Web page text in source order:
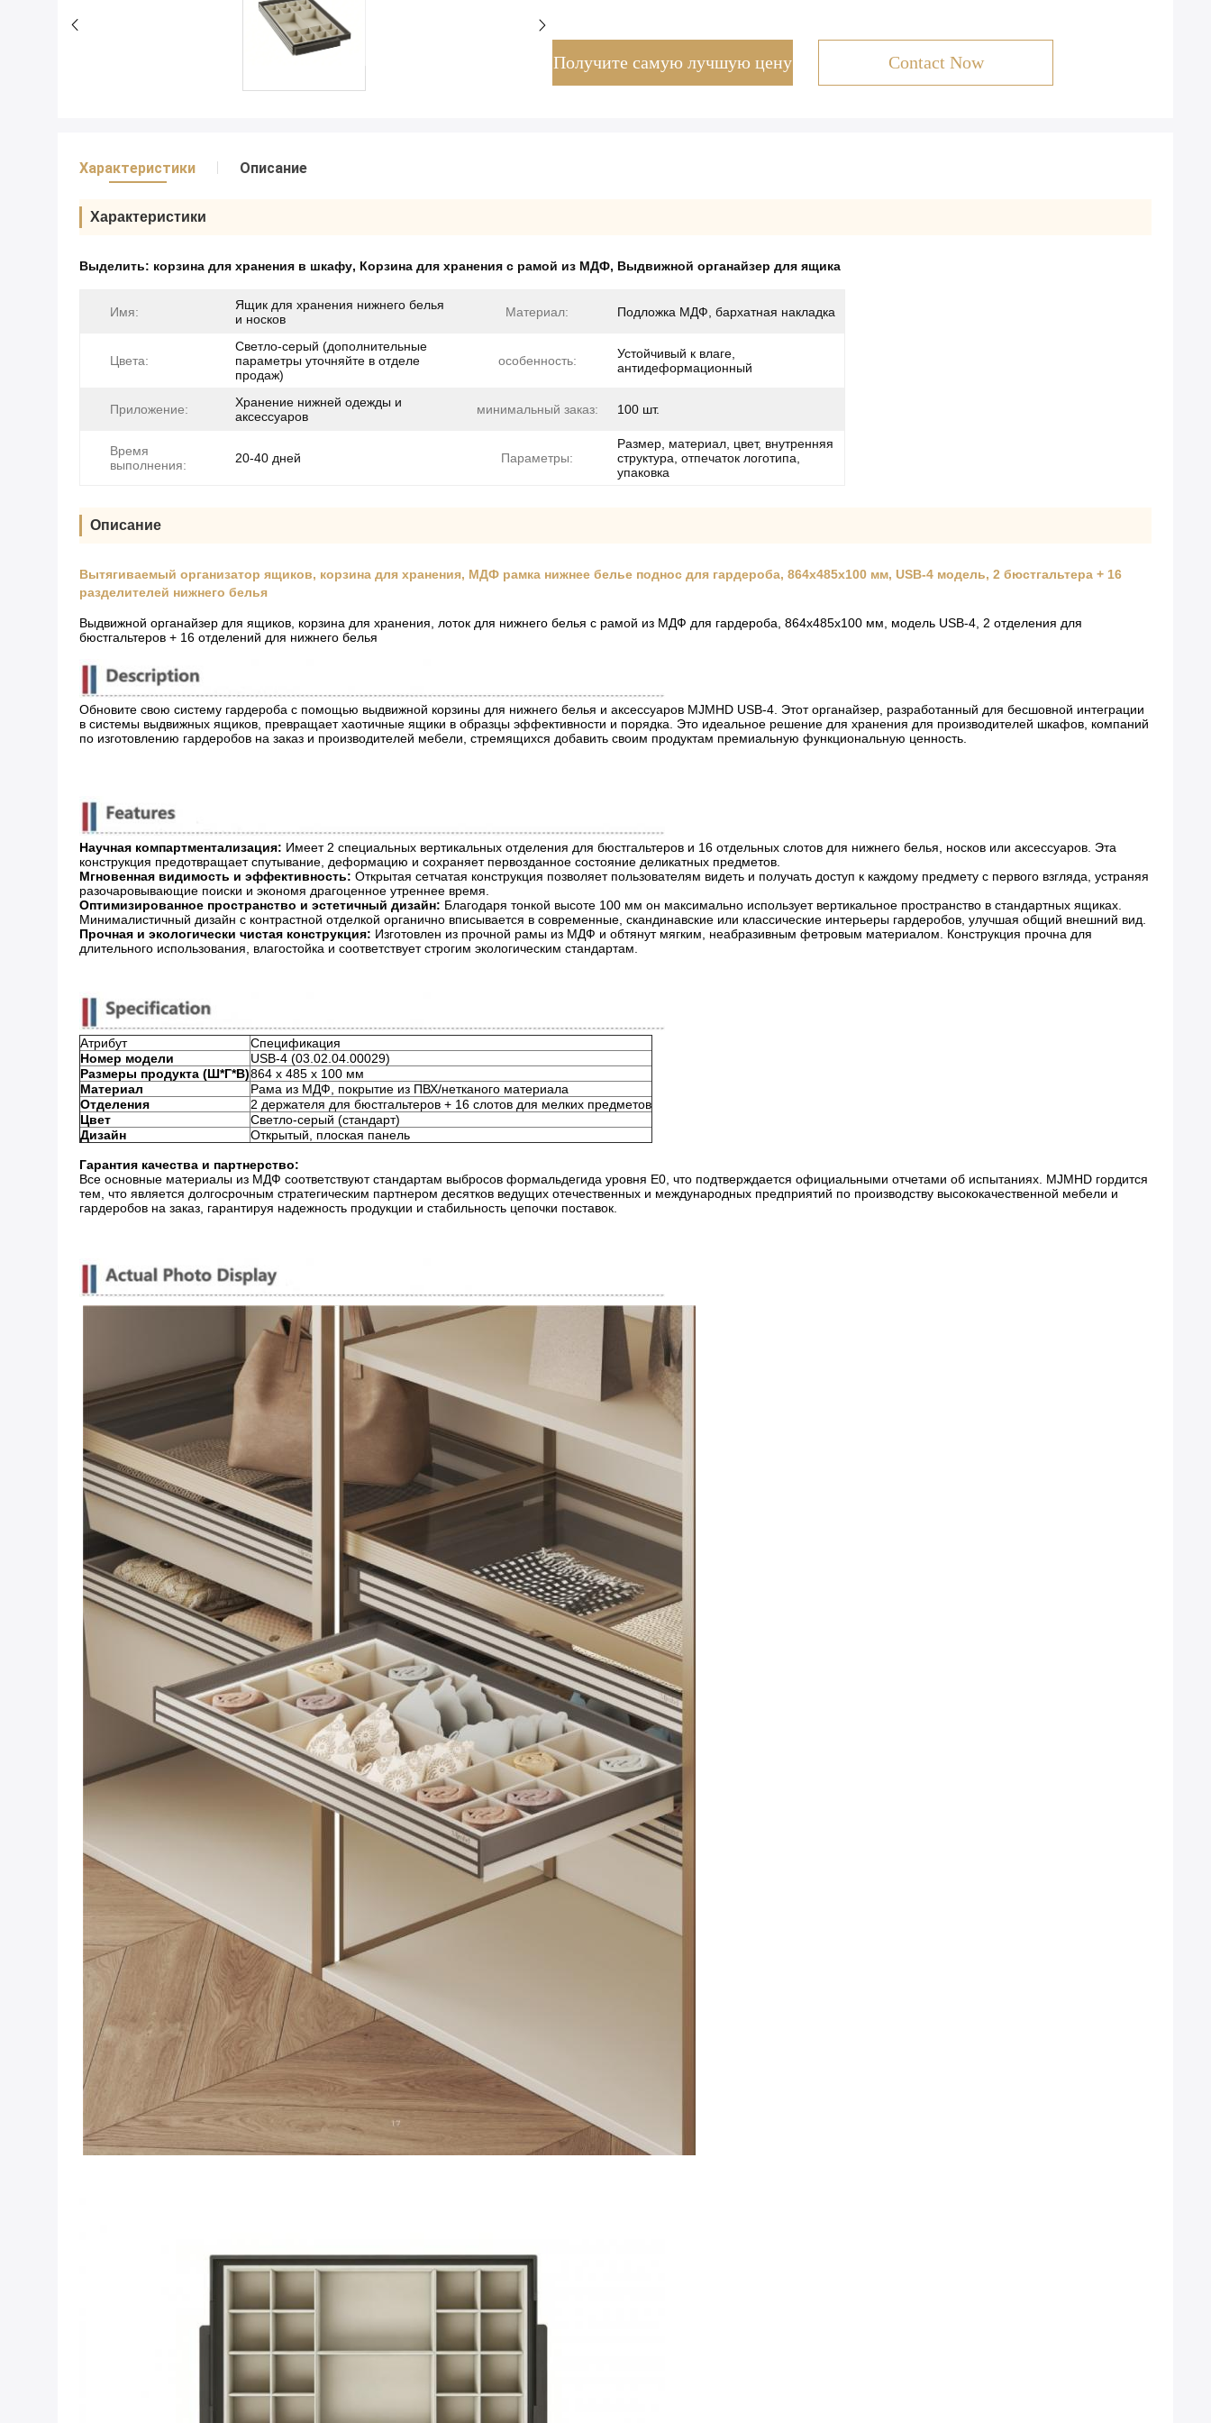
Получите самую лучшую цену Contact Now
Характеристики Описание
Характеристики
Выделить: корзина для хранения в шкафу, Корзина для хранения с рамой из МДФ, Выдвижной органайзер для ящика
Имя:
Ящик для хранения нижнего белья
и носков
Материал: Подложка МДФ, бархатная накладка
Цвета:
Светло-серый (дополнительные
параметры уточняйте в отделе
продаж)
особенность:
Устойчивый к влаге,
антидеформационный
Приложение:
Хранение нижней одежды и
аксессуаров
минимальный заказ: 100 шт.
Время
выполнения:
20-40 дней Параметры:
Размер, материал, цвет, внутренняя
структура, отпечаток логотипа,
упаковка
Описание
Вытягиваемый организатор ящиков, корзина для хранения, МДФ рамка нижнее белье поднос для гардероба, 864x485x100 мм, USB-4 модель, 2 бюстгальтера + 16
разделителей нижнего белья
Выдвижной органайзер для ящиков, корзина для хранения, лоток для нижнего белья с рамой из МДФ для гардероба, 864x485x100 мм, модель USB-4, 2 отделения для
бюстгальтеров + 16 отделений для нижнего белья
Обновите свою систему гардероба с помощью выдвижной корзины для нижнего белья и аксессуаров MJMHD USB-4. Этот органайзер, разработанный для бесшовной интеграции
в системы выдвижных ящиков, превращает хаотичные ящики в образцы эффективности и порядка. Это идеальное решение для хранения для производителей шкафов, компаний
по изготовлению гардеробов на заказ и производителей мебели, стремящихся добавить своим продуктам премиальную функциональную ценность.
Научная компартментализация: ​ Имеет 2 специальных вертикальных отделения для бюстгальтеров и 16 отдельных слотов для нижнего белья, носков или аксессуаров. Эта
конструкция предотвращает спутывание, деформацию и сохраняет первозданное состояние деликатных предметов.
Мгновенная видимость и эффективность: ​ Открытая сетчатая конструкция позволяет пользователям видеть и получать доступ к каждому предмету с первого взгляда, устраняя
разочаровывающие поиски и экономя драгоценное утреннее время.
Оптимизированное пространство и эстетичный дизайн: ​ Благодаря тонкой высоте 100 мм он максимально использует вертикальное пространство в стандартных ящиках.
Минималистичный дизайн с контрастной отделкой органично вписывается в современные, скандинавские или классические интерьеры гардеробов, улучшая общий внешний вид.
Прочная и экологически чистая конструкция: ​ Изготовлен из прочной рамы из МДФ и обтянут мягким, неабразивным фетровым материалом. Конструкция прочна для
длительного использования, влагостойка и соответствует строгим экологическим стандартам.
Атрибут
Спецификация
Номер модели
USB-4 (03.02.04.00029)
Размеры продукта (Ш*Г*В)864 x 485 x 100 мм
Материал
Рама из МДФ, покрытие из ПВХ/нетканого материала
Отделения
2 держателя для бюстгальтеров + 16 слотов для мелких предметов
Цвет
Светло-серый (стандарт)
Дизайн
Открытый, плоская панель
Гарантия качества и партнерство:
Все основные материалы из МДФ соответствуют стандартам выбросов формальдегида уровня E0, что подтверждается официальными отчетами об испытаниях. MJMHD гордится
тем, что является долгосрочным стратегическим партнером десятков ведущих отечественных и международных предприятий по производству высококачественной мебели и
гардеробов на заказ, гарантируя надежность продукции и стабильность цепочки поставок.